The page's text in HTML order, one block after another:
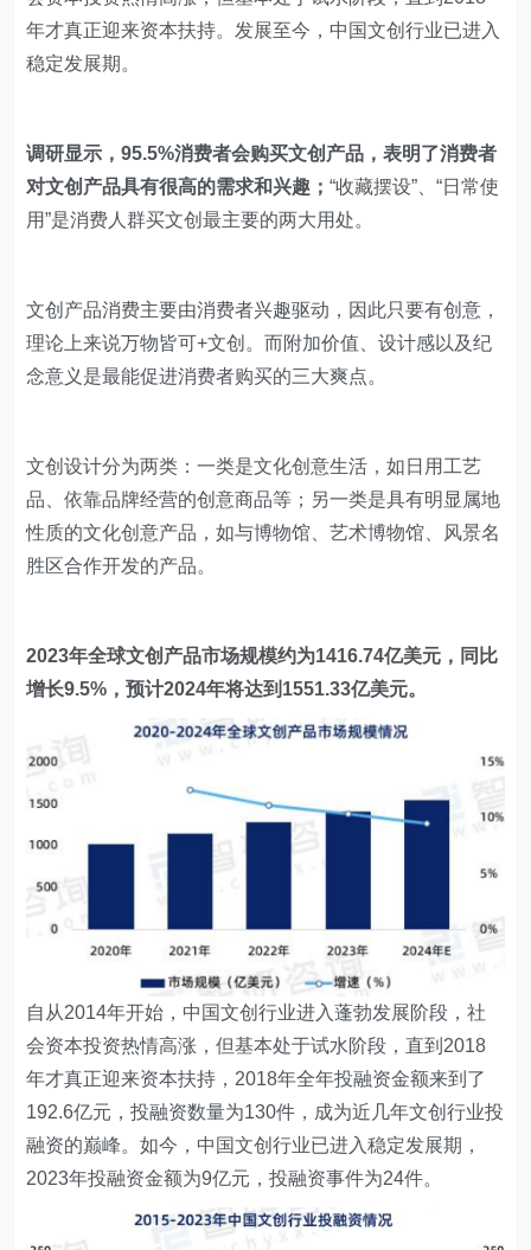
年才真正迎来资本扶持。发展至今，中国文创行业已进入
稳定发展期。
调研显示，95.5%消费者会购买文创产品，表明了消费者
对文创产品具有很高的需求和兴趣；“收藏摆设”、“日常使
用”是消费人群买文创最主要的两大用处。
文创产品消费主要由消费者兴趣驱动，因此只要有创意，
理论上来说万物皆可+文创。而附加价值、设计感以及纪
念意义是最能促进消费者购买的三大爽点。
文创设计分为两类：一类是文化创意生活，如日用工艺
品、依靠品牌经营的创意商品等；另一类是具有明显属地
性质的文化创意产品，如与博物馆、艺术博物馆、风景名
胜区合作开发的产品。
2023年全球文创产品市场规模约为1416.74亿美元，同比
增长9.5%，预计2024年将达到1551.33亿美元。
自从2014年开始，中国文创行业进入蓬勃发展阶段，社
会资本投资热情高涨，但基本处于试水阶段，直到2018
年才真正迎来资本扶持，2018年全年投融资金额来到了
192.6亿元，投融资数量为130件，成为近几年文创行业投
融资的巅峰。如今，中国文创行业已进入稳定发展期，
2023年投融资金额为9亿元，投融资事件为24件。